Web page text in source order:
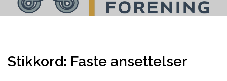
Stikkord: Faste ansettelser